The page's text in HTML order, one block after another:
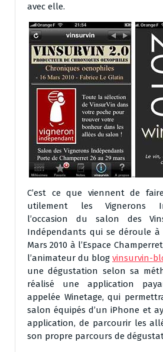
avec elle.
C’est ce que viennent de
utilement les Vignerons
l’occasion du salon des
Indépendants qui se déroule à
Mars 2010 à l’Espace
l’animateur du blog vinsurvin-
une dégustation selon sa
réalisé une application
appelée Winetage, qui
salon équipés d’un iPhone et
application, de parcourir les
son propre parcours de